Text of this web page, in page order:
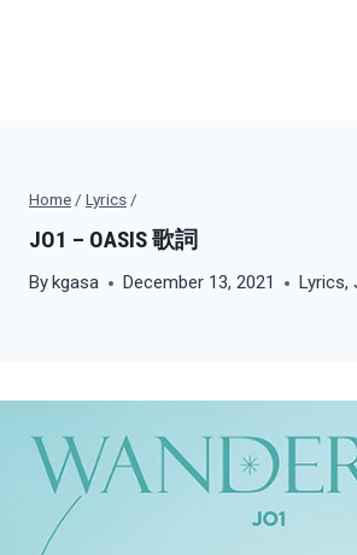
Home / Lyrics /
JO1 – OASIS 歌詞
Bykgasa December 13, 2021 Lyrics,